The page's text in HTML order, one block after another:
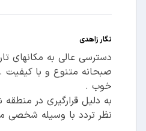
نگار زاهدی
دسترسی عالی به مکانهای
صبحانه متنوع و با کیفیت
خوب .
به دلیل قرارگیری در منطقه
نظر تردد با وسیله شخصی